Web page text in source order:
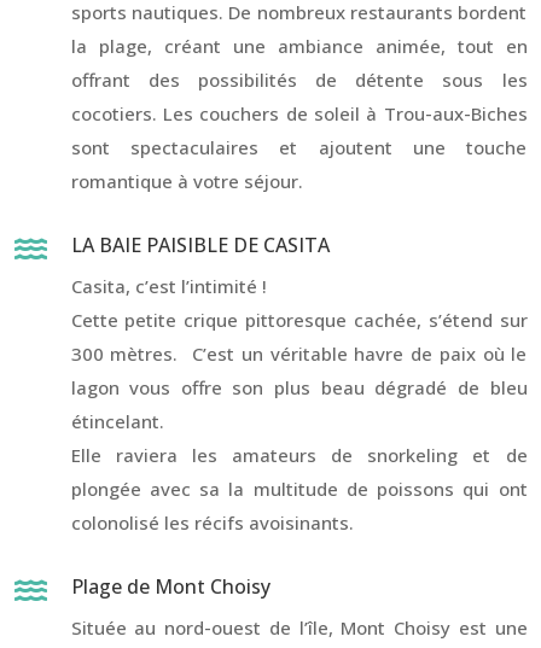
sports nautiques. De nombreux restaurants bordent
la plage, créant une ambiance animée, tout en
offrant des possibilités de détente sous les
cocotiers. Les couchers de soleil à Trou-aux-Biches
sont spectaculaires et ajoutent une touche
romantique à votre séjour.
 LA BAIE PAISIBLE DE CASITA
Casita, c’est l’intimité !
Cette petite crique pittoresque cachée, s’étend sur
300 mètres. C’est un véritable havre de paix où le
lagon vous offre son plus beau dégradé de bleu
étincelant.
Elle raviera les amateurs de snorkeling et de
plongée avec sa la multitude de poissons qui ont
colonolisé les récifs avoisinants.
 Plage de Mont Choisy
Située au nord-ouest de l’île, Mont Choisy est une